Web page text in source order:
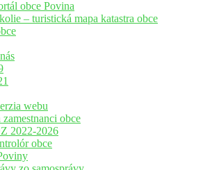
obce Povina
– turistická mapa katastra obce
webu
zamestnanci obce
2022-2026
obce